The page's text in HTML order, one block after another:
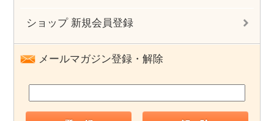
ショップ 新規会員登録
メールマガジン登録・解除